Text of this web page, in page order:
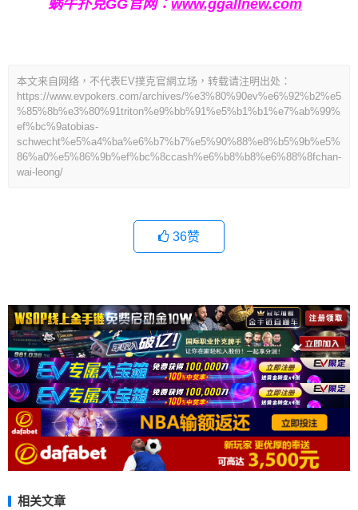
蜗牛扑克GG官网： www.ggallnew.com
本文来自网络，不代表EV撲克官網立场，转载请注明出处：
https://www.evpokers.com/archives/%e3%80%90ev%e6%92%b2%e5
%85%8b%e3%80%91triton%e9%bb%91%e5%b1%b1%e7%ab%99%
ef%bc%9atobias-
schwecht%e5%a4%ba%e6%b7%b7%e5%90%88%e8%b5%9b%e5%
86%a0%e5%86%9b%ef%bc%8ccash%e6%b8%b8%e6%88%8fchan-
wai-leong/
36赞
相关文章